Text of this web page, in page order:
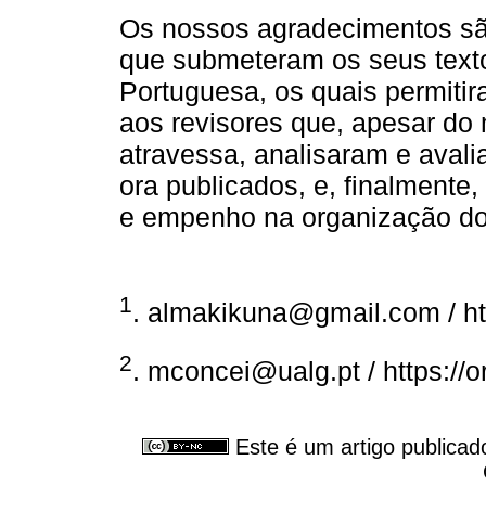
Os nossos agradecimentos
que submeteram os seus
Portuguesa, os quais
aos revisores que, apesar
atravessa, analisaram e
ora publicados, e,
e empenho na organização
1 . almakikuna@gmail.com /
2. mconcei@ualg.pt / https://
Este é um artigo